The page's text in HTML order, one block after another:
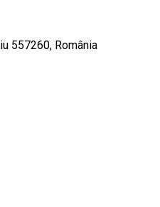
557260, România